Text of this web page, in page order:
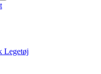
Legetøj